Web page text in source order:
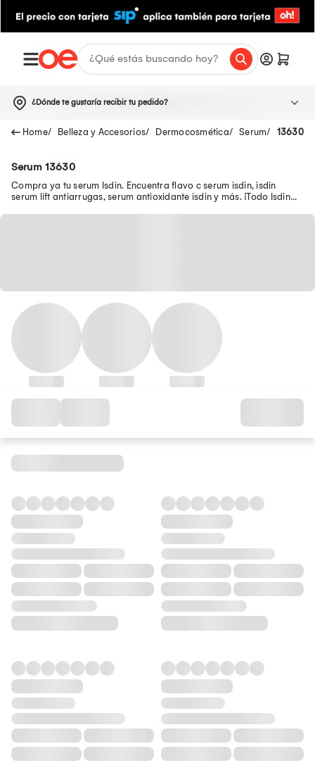
¿Dónde te gustaría recibir tu pedido?
Belleza y Accesorios Dermocosmética Serum 13630
Serum 13630
Compra ya tu serum Isdin. Encuentra flavo c serum isdin, isdin
serum lift antiarrugas, serum antioxidante isdin y más. ¡Todo Isdin